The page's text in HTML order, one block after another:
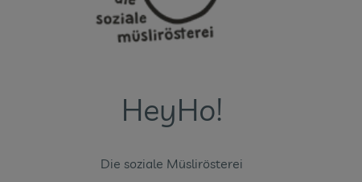
HeyHo!
Die soziale Müslirösterei